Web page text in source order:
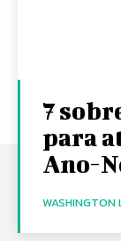
7
para
Ano-
WASHINGTON